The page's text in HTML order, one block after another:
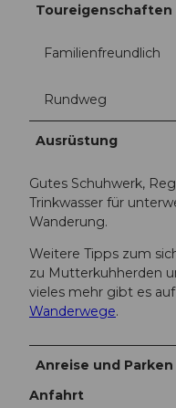
Toureigenschaften
Familienfreundlich
Rundweg
Ausrüstung
Gutes Schuhwerk,
Trinkwasser für
Wanderung.
Weitere Tipps zum
zu Mutterkuhherden
vieles mehr gibt es
Wanderwege.
Anreise und Parken
Anfahrt